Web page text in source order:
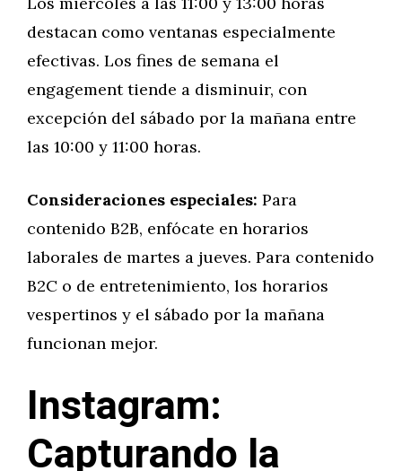
destacan como ventanas especialmente
efectivas. Los fines de semana el
engagement tiende a disminuir, con
excepción del sábado por la mañana entre
las 10:00 y 11:00 horas.
Consideraciones especiales: Para
contenido B2B, enfócate en horarios
laborales de martes a jueves. Para contenido
B2C o de entretenimiento, los horarios
vespertinos y el sábado por la mañana
funcionan mejor.
Instagram:
Capturando la